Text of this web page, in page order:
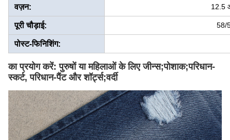
वज़न: 12.5
पूरी चौड़ाई: 58/
पोस्ट-फिनिशिंग:
का प्रयोग करें: पुरुषों या महिलाओं के लिए जीन्स;पोशाक;परिधान-
स्कर्ट, परिधान-पैंट और शॉर्ट्स;वर्दी